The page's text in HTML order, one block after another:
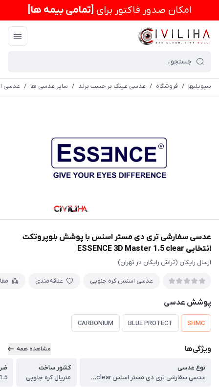
امكان صدور فاکتور برای [تمامی بیمه ها]
سیویلیها / فروشگاه / عدسی عینک بر حسب برند / سایر عدسی ها / عدسی
عدسی سفارشی تری دی مستر اسنس با پوشش بلوپروتکت
انتخابی ESSENCE 3D Master 1.5 clear
ارسال رایگان (تراش رایگان در تهران)
عدسی اسنس کره جنوبی علاقه‌مندی
پوشش عدسی
SHMC
BLUE PROTECT
CARBONIUM
ویژگی‌ها مشاهده همه
نوع عدسی
عدسی سفارشی تری دی مستر اسنس ESSENCE 3D Master 1.5 clear
کشور ساخت
متریال کره جنوبی